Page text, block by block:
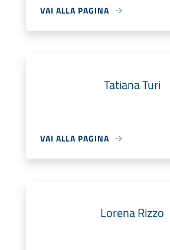
VAI ALLA PAGINA
Tatiana Turi
VAI ALLA PAGINA
Lorena Rizzo